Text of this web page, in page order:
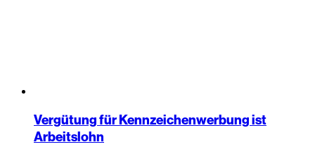
Vergütung für Kennzeichenwerbung ist
Arbeitslohn